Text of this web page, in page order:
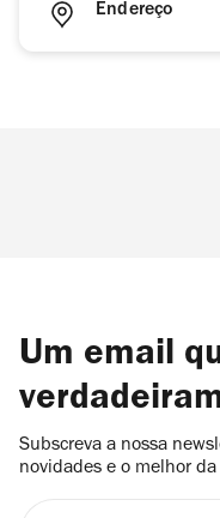
Endereço
Um email
Subscreva a nossa
novidades e o melhor